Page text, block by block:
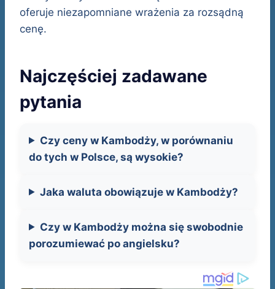
oferuje niezapomniane wrażenia za rozsądną
cenę.
Najczęściej zadawane
pytania
Czy ceny w Kambodży, w porównaniu
do tych w Polsce, są wysokie?
Jaka waluta obowiązuje w Kambodży?
Czy w Kambodży można się swobodnie
porozumiewać po angielsku?